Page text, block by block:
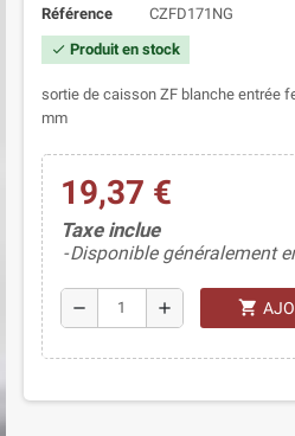
Référence
CZFD171NG
check Produit en stock
sortie de caisson ZF blanche entrée
mm
19,37 €
Taxe inclue
Disponible généralement
remove add shopping_cart